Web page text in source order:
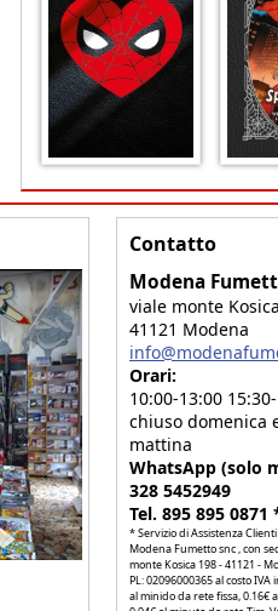
Contatto
Modena
viale monte
41121 Modena
Orari:
10:00-13:00
chiuso domenica
mattina
WhatsApp (solo
328 5452949
Tel. 895 895 0871
* Servizio di Assistenza
Modena Fumetto snc , con
monte Kosica 198 - 41121 -
PL: 02096000365 al costo IVA
al minido da rete fissa, 0.16€